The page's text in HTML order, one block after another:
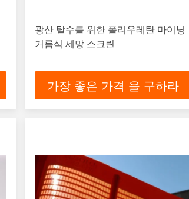
광산 탈수를 위한 폴리우레탄 마이닝
거름식 세망 스크린
가장 좋은 가격 을 구하라